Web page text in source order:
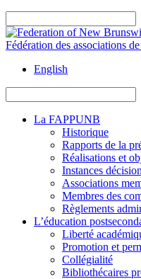
Fédération des associations
English
La FAPPUNB
Historique
Rapports de la
Réalisations et
Instances
Associations
Membres des
Règlements
L’éducation
Liberté
Promotion et
Collégialité
Bibliothécaires